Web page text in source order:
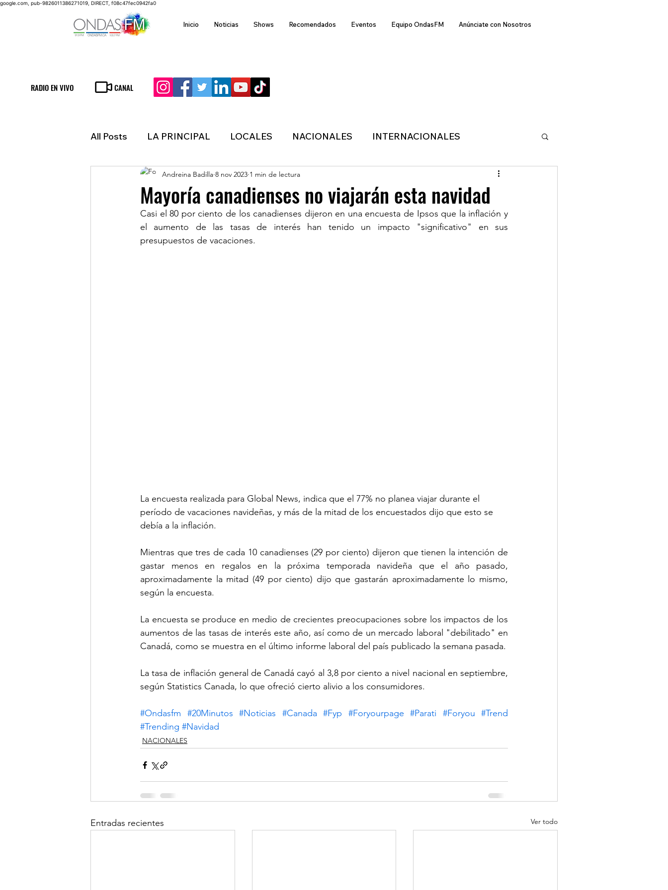
google.com, pub-9826011386271019, DIRECT, f08c47fec0942fa0
Inicio Noticias Shows Recomendados Eventos Equipo OndasFM Anúnciate con Nosotros
RADIO EN VIVO CANAL
All Posts LA PRINCIPAL LOCALES NACIONALES INTERNACIONALES
ESPECTACULOS FINANZAS ECONÓMICA TECNOLOGIA
LATINOAMERICA INMIGRACION POLÍTICA ONDASFM CLIMA DEPORTES
Mayoría canadienses no viajarán esta navidad
Andreina Badilla 8 nov 2023 1 min de lectura
Casi el 80 por ciento de los canadienses dijeron en una encuesta de Ipsos que la inflación y
el aumento de las tasas de interés han tenido un impacto "significativo" en sus
presupuestos de vacaciones.
La encuesta realizada para Global News, indica que el 77% no planea viajar durante el
período de vacaciones navideñas, y más de la mitad de los encuestados dijo que esto se
debía a la inflación.
Mientras que tres de cada 10 canadienses (29 por ciento) dijeron que tienen la intención de
gastar menos en regalos en la próxima temporada navideña que el año pasado,
aproximadamente la mitad (49 por ciento) dijo que gastarán aproximadamente lo mismo,
según la encuesta.
La encuesta se produce en medio de crecientes preocupaciones sobre los impactos de los
aumentos de las tasas de interés este año, así como de un mercado laboral "debilitado" en
Canadá, como se muestra en el último informe laboral del país publicado la semana pasada.
La tasa de inflación general de Canadá cayó al 3,8 por ciento a nivel nacional en septiembre,
según Statistics Canada, lo que ofreció cierto alivio a los consumidores.
#Ondasfm #20Minutos #Noticias #Canada #Fyp #Foryourpage #Parati #Foryou #Trend
#Trending #Navidad
NACIONALES
Entradas recientes Ver todo